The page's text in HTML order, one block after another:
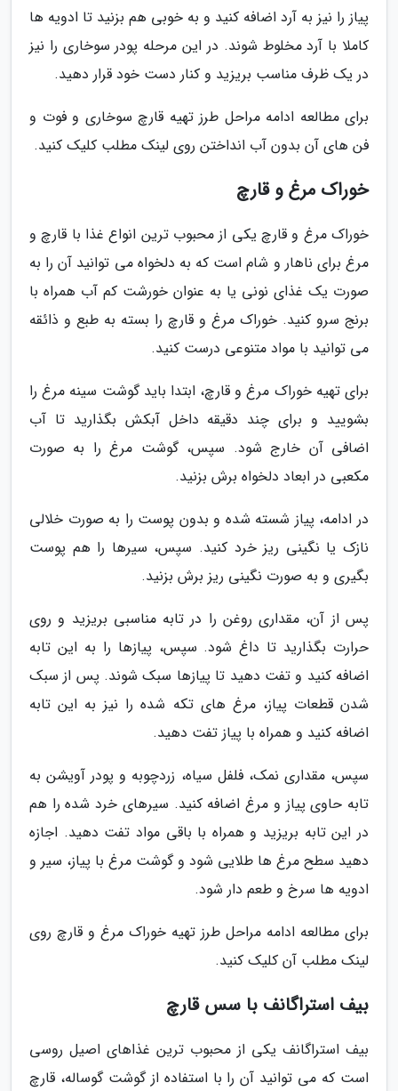
پیاز را نیز به آرد اضافه کنید و به خوبی هم بزنید تا ادویه ها
کاملا با آرد مخلوط شوند. در این مرحله پودر سوخاری را نیز
در یک ظرف مناسب بریزید و کنار دست خود قرار دهید.
برای مطالعه ادامه مراحل طرز تهیه قارچ سوخاری و فوت و
فن های آن بدون آب انداختن روی لینک مطلب کلیک کنید.
خوراک مرغ و قارچ
خوراک مرغ و قارچ یکی از محبوب ترین انواع غذا با قارچ و
مرغ برای ناهار و شام است که به دلخواه می توانید آن را به
صورت یک غذای نونی یا به عنوان خورشت کم آب همراه با
برنج سرو کنید. خوراک مرغ و قارچ را بسته به طبع و ذائقه
می توانید با مواد متنوعی درست کنید.
برای تهیه خوراک مرغ و قارچ، ابتدا باید گوشت سینه مرغ را
بشویید و برای چند دقیقه داخل آبکش بگذارید تا آب
اضافی آن خارج شود. سپس، گوشت مرغ را به صورت
مکعبی در ابعاد دلخواه برش بزنید.
در ادامه، پیاز شسته شده و بدون پوست را به صورت خلالی
نازک یا نگینی ریز خرد کنید. سپس، سیرها را هم پوست
بگیری و به صورت نگینی ریز برش بزنید.
پس از آن، مقداری روغن را در تابه مناسبی بریزید و روی
حرارت بگذارید تا داغ شود. سپس، پیازها را به این تابه
اضافه کنید و تفت دهید تا پیازها سبک شوند. پس از سبک
شدن قطعات پیاز، مرغ های تکه شده را نیز به این تابه
اضافه کنید و همراه با پیاز تفت دهید.
سپس، مقداری نمک، فلفل سیاه، زردچوبه و پودر آویشن به
تابه حاوی پیاز و مرغ اضافه کنید. سیرهای خرد شده را هم
در این تابه بریزید و همراه با باقی مواد تفت دهید. اجازه
دهید سطح مرغ ها طلایی شود و گوشت مرغ با پیاز، سیر و
ادویه ها سرخ و طعم دار شود.
برای مطالعه ادامه مراحل طرز تهیه خوراک مرغ و قارچ روی
لینک مطلب آن کلیک کنید.
بیف استراگانف با سس قارچ
بیف استراگانف یکی از محبوب ترین غذاهای اصیل روسی
است که می توانید آن را با استفاده از گوشت گوساله، قارچ